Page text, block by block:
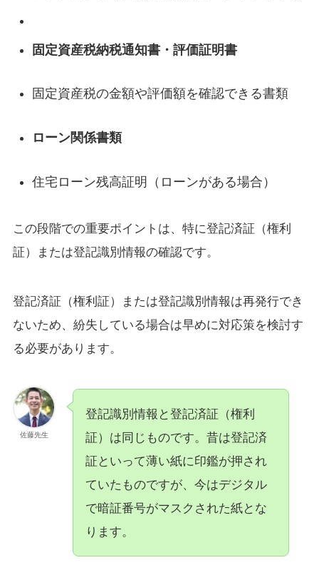
固定資産税納税通知書・評価証明書
固定資産税の金額や評価額を確認できる書類
ローン関係書類
住宅ローン残高証明（ローンがある場合）
この段階での重要ポイントは、特に登記済証（権利
証）または登記識別情報の確認です。
登記済証（権利証）または登記識別情報は再発行でき
ないため、紛失している場合は早めに対応策を検討す
る必要があります。
佐藤先生
登記識別情報と登記済証（権利
証）は同じものです。昔は登記済
証といって薄い紙に印鑑が押され
ていたものですが、今はデジタル
で暗証番号がマスクされた紙とな
ります。